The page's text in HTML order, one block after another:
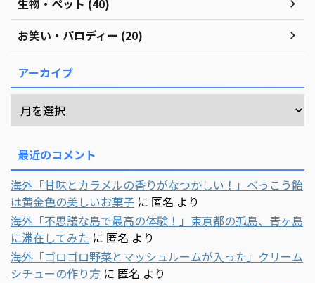
生物・ペット (40)
お笑い・パロディー (20)
アーカイブ
最近のコメント
海外「甘味とカラメルの香りがなつかしい！」べっこう飴
は黄金色の美しいお菓子 に 匿名 より
海外「不思議な島で最高の体験！」東京都の孤島、青ヶ島
に滞在してみた に 匿名 より
海外「ゴロゴロ野菜とマッシュルームが入った」クリーム
シチューの作り方 に 匿名 より